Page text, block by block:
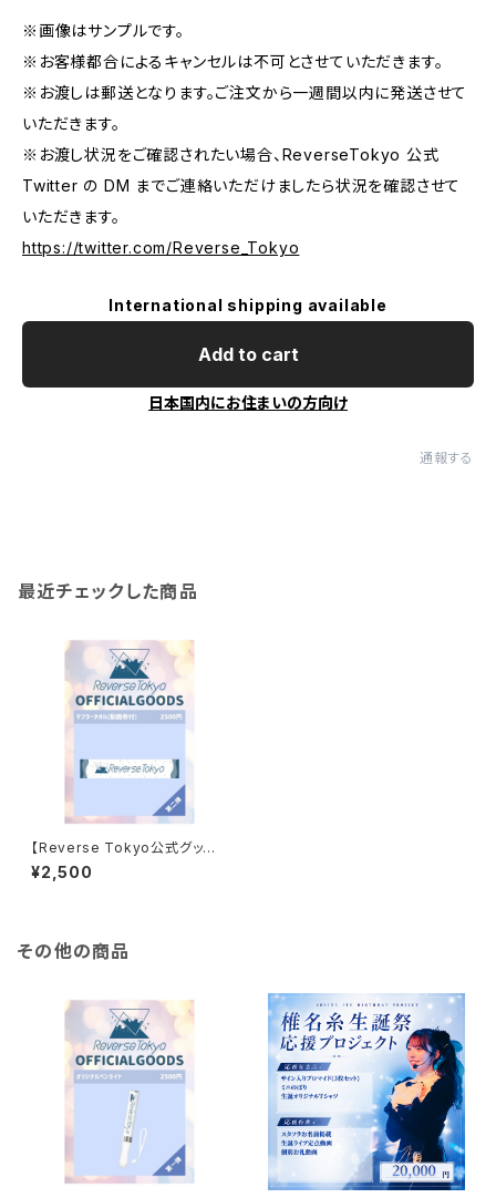
※画像はサンプルです。
※お客様都合によるキャンセルは不可とさせていただきます。
※お渡しは郵送となります。ご注文から一週間以内に発送させて
いただきます。
※お渡し状況をご確認されたい場合、ReverseTokyo 公式
Twitter の DM までご連絡いただけましたら状況を確認させて
いただきます。
https://twitter.com/Reverse_Tokyo
International shipping available
Add to cart
日本国内にお住まいの方向け
通報する
最近チェックした商品
【Reverse Tokyo公式グッズ】
マフラータオル
¥2,500
その他の商品